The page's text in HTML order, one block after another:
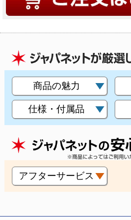
商品の魅力
仕様・付属品
アフターサービス